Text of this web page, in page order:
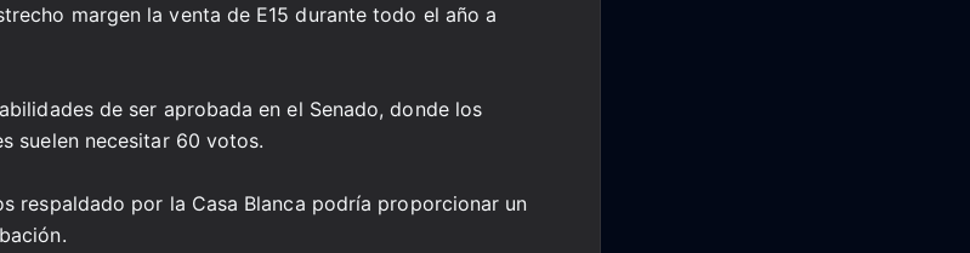
margen la venta de E15 durante todo el año a
de ser aprobada en el Senado, donde los
suelen necesitar 60 votos.
respaldado por la Casa Blanca podría proporcionar un